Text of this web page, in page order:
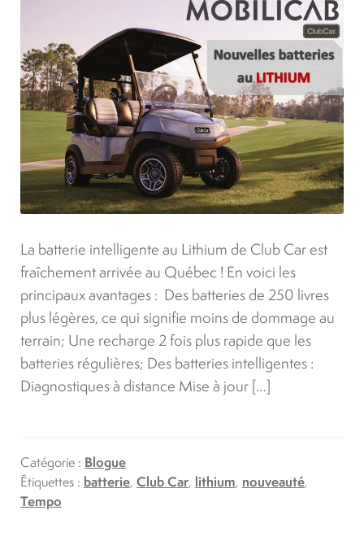
La batterie intelligente au Lithium de Club Car est
fraîchement arrivée au Québec ! En voici les
principaux avantages : Des batteries de 250 livres
plus légères, ce qui signifie moins de dommage au
terrain; Une recharge 2 fois plus rapide que les
batteries régulières; Des batteries intelligentes :
Diagnostiques à distance Mise à jour […]
Catégorie : Blogue
Étiquettes : batterie, Club Car, lithium, nouveauté,
Tempo